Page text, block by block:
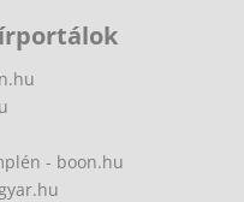
- boon.hu